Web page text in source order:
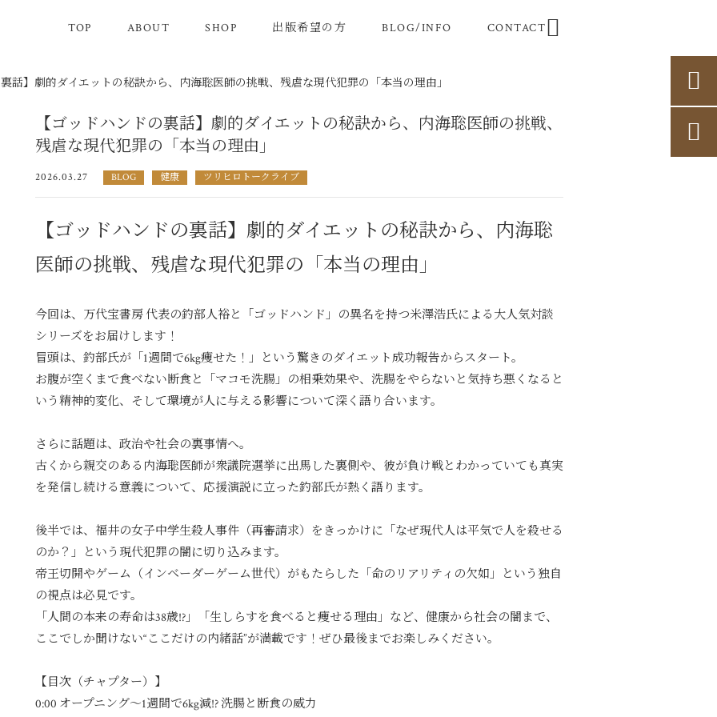
TOP ABOUT SHOP 出版希望の方 BLOG/INFO CONTACT
話】劇的ダイエットの秘訣から、内海聡医師の挑戦、残虐な現代犯罪の「本当の理由」
【ゴッドハンドの裏話】劇的ダイエットの秘訣から、内海聡医師の挑戦、
残虐な現代犯罪の「本当の理由」
2026.03.27 BLOG 健康 ツリヒロトークライブ
【ゴッドハンドの裏話】劇的ダイエットの秘訣から、内海聡
医師の挑戦、残虐な現代犯罪の「本当の理由」
今回は、万代宝書房 代表の釣部人裕と「ゴッドハンド」の異名を持つ米澤浩氏による大人気対談
シリーズをお届けします！
冒頭は、釣部氏が「1週間で6kg痩せた！」という驚きのダイエット成功報告からスタート。
お腹が空くまで食べない断食と「マコモ洗腸」の相乗効果や、洗腸をやらないと気持ち悪くなると
いう精神的変化、そして環境が人に与える影響について深く語り合います。
さらに話題は、政治や社会の裏事情へ。
古くから親交のある内海聡医師が衆議院選挙に出馬した裏側や、彼が負け戦とわかっていても真実
を発信し続ける意義について、応援演説に立った釣部氏が熱く語ります。
後半では、福井の女子中学生殺人事件（再審請求）をきっかけに「なぜ現代人は平気で人を殺せる
のか？」という現代犯罪の闇に切り込みます。
帝王切開やゲーム（インベーダーゲーム世代）がもたらした「命のリアリティの欠如」という独自
の視点は必見です。
「人間の本来の寿命は38歳!?」「生しらすを食べると痩せる理由」など、健康から社会の闇まで、
ここでしか聞けない“ここだけの内緒話”が満載です！ぜひ最後までお楽しみください。
【目次（チャプター）】
0:00 オープニング〜1週間で6kg減!? 洗腸と断食の威力

